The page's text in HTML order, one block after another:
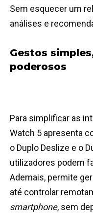
Sem esquecer um
análises e
Gestos
poderosos
Para simplificar as
Watch 5 apresenta
o Duplo Deslize e o
utilizadores podem
Ademais, permite
até controlar
smartphone, sem